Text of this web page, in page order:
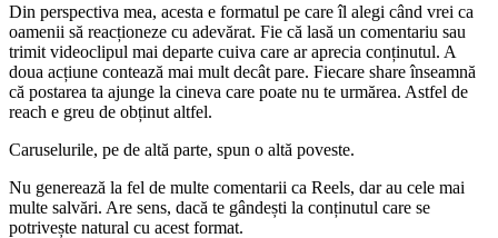
Din perspectiva mea, acesta e formatul pe care îl alegi când vrei ca
oamenii să reacționeze cu adevărat. Fie că lasă un comentariu sau
trimit videoclipul mai departe cuiva care ar aprecia conținutul. A
doua acțiune contează mai mult decât pare. Fiecare share înseamnă
că postarea ta ajunge la cineva care poate nu te urmărea. Astfel de
reach e greu de obținut altfel.
Caruselurile, pe de altă parte, spun o altă poveste.
Nu generează la fel de multe comentarii ca Reels, dar au cele mai
multe salvări. Are sens, dacă te gândești la conținutul care se
potrivește natural cu acest format.